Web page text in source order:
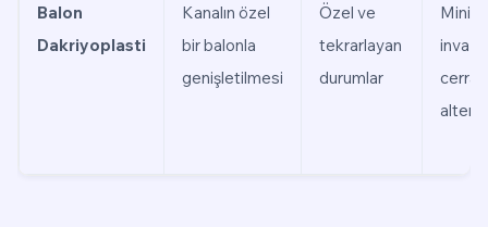
Balon
Dakriyoplasti
Kanalın özel
bir balonla
genişletilmesi
Özel ve
tekrarlayan
durumlar